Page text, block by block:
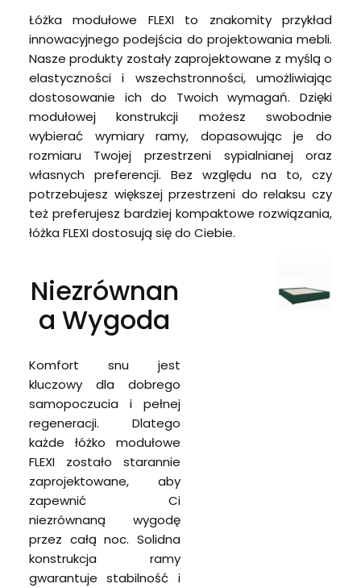
Łóżka modułowe FLEXI to znakomity przykład
innowacyjnego podejścia do projektowania mebli.
Nasze produkty zostały zaprojektowane z myślą o
elastyczności i wszechstronności, umożliwiając
dostosowanie ich do Twoich wymagań. Dzięki
modułowej konstrukcji możesz swobodnie
wybierać wymiary ramy, dopasowując je do
rozmiaru Twojej przestrzeni sypialnianej oraz
własnych preferencji. Bez względu na to, czy
potrzebujesz większej przestrzeni do relaksu czy
też preferujesz bardziej kompaktowe rozwiązania,
łóżka FLEXI dostosują się do Ciebie.
Niezrównan
a Wygoda
Komfort snu jest
kluczowy dla dobrego
samopoczucia i pełnej
regeneracji. Dlatego
każde łóżko modułowe
FLEXI zostało starannie
zaprojektowane, aby
zapewnić Ci
niezrównaną wygodę
przez całą noc. Solidna
konstrukcja ramy
gwarantuje stabilność i